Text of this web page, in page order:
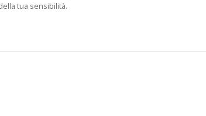
tua sensibilità.